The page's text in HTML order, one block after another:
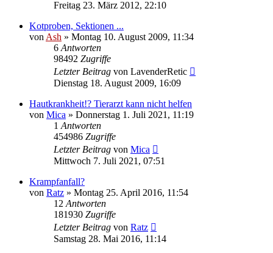
Freitag 23. März 2012, 22:10
Kotproben, Sektionen ...
von Ash » Montag 10. August 2009, 11:34
6 Antworten
98492 Zugriffe
Letzter Beitrag von LavenderRetic
Dienstag 18. August 2009, 16:09
Hautkrankheit!? Tierarzt kann nicht helfen
von Mica » Donnerstag 1. Juli 2021, 11:19
1 Antworten
454986 Zugriffe
Letzter Beitrag von Mica
Mittwoch 7. Juli 2021, 07:51
Krampfanfall?
von Ratz » Montag 25. April 2016, 11:54
12 Antworten
181930 Zugriffe
Letzter Beitrag von Ratz
Samstag 28. Mai 2016, 11:14